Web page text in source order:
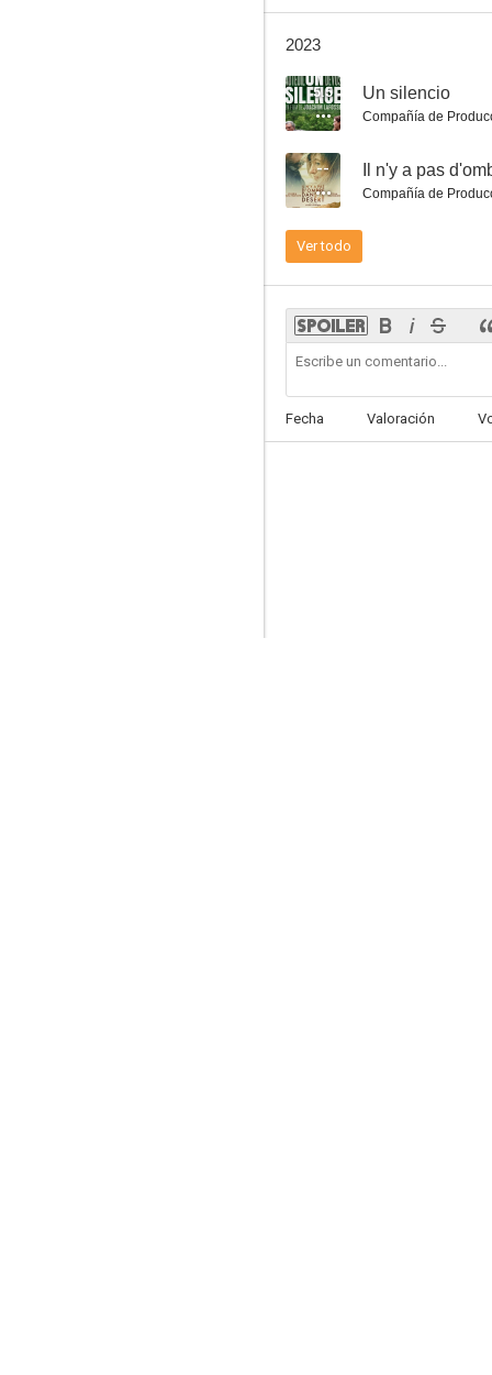
De ruido y furor
7.0
2023
5.5 Un silencio
Compañía de
-- Il n'y a pas
Compañía de
Ver todo
Fecha Valoración